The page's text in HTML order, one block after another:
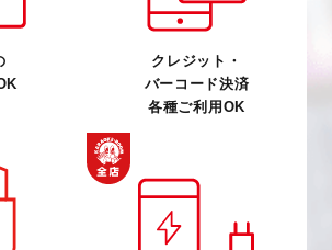
クレジット・
バーコード決済
各種ご利用OK